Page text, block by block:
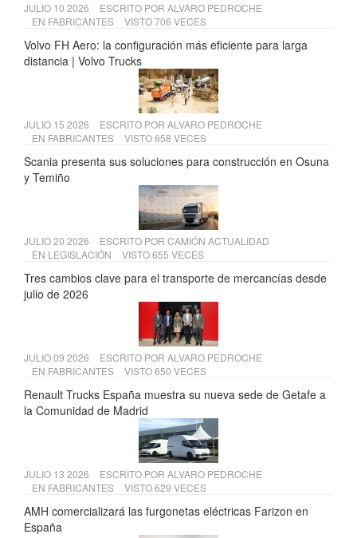
JULIO 10 2026 ESCRITO POR ALVARO PEDROCHE
EN FABRICANTES VISTO 706 VECES
Volvo FH Aero: la configuración más eficiente para larga
distancia | Volvo Trucks
JULIO 15 2026 ESCRITO POR ALVARO PEDROCHE
EN FABRICANTES VISTO 658 VECES
Scania presenta sus soluciones para construcción en Osuna
y Temiño
JULIO 20 2026 ESCRITO POR CAMIÓN ACTUALIDAD
EN LEGISLACIÓN VISTO 655 VECES
Tres cambios clave para el transporte de mercancías desde
julio de 2026
JULIO 09 2026 ESCRITO POR ALVARO PEDROCHE
EN FABRICANTES VISTO 650 VECES
Renault Trucks España muestra su nueva sede de Getafe a
la Comunidad de Madrid
JULIO 13 2026 ESCRITO POR ALVARO PEDROCHE
EN FABRICANTES VISTO 629 VECES
AMH comercializará las furgonetas eléctricas Farizon en
España